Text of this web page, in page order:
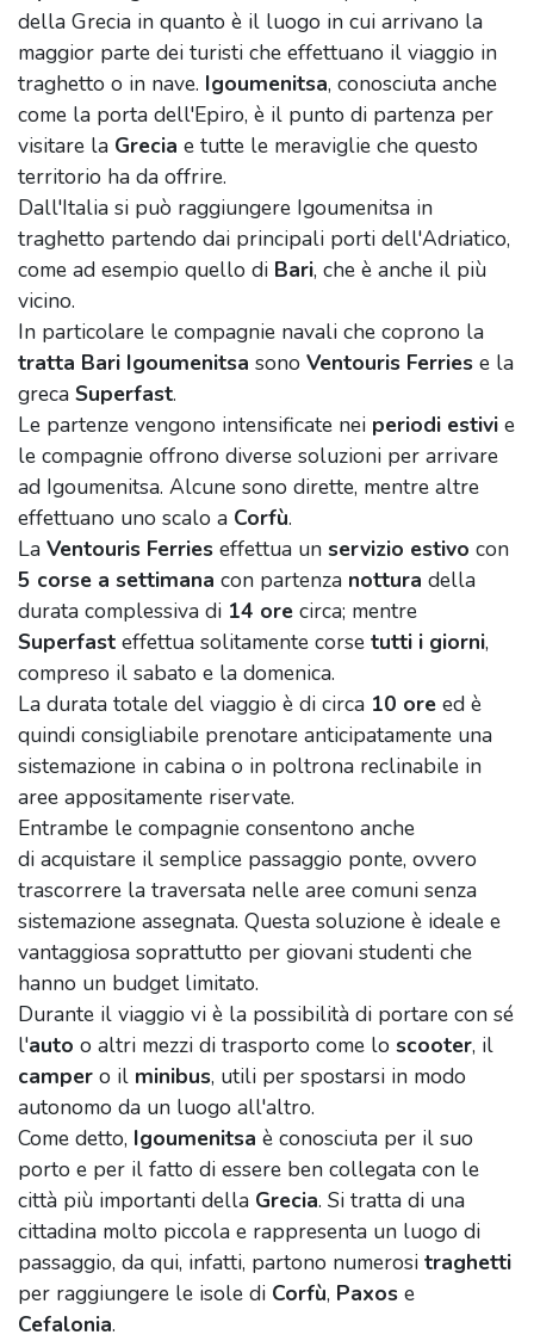
della Grecia in quanto è il luogo in cui arrivano la
maggior parte dei turisti che effettuano il viaggio in
traghetto o in nave. Igoumenitsa, conosciuta anche
come la porta dell'Epiro, è il punto di partenza per
visitare la Grecia e tutte le meraviglie che questo
territorio ha da offrire.
Dall'Italia si può raggiungere Igoumenitsa in
traghetto partendo dai principali porti dell'Adriatico,
come ad esempio quello di Bari, che è anche il più
vicino.
In particolare le compagnie navali che coprono la
tratta Bari Igoumenitsa sono Ventouris Ferries e la
greca Superfast.
Le partenze vengono intensificate nei periodi estivi e
le compagnie offrono diverse soluzioni per arrivare
ad Igoumenitsa. Alcune sono dirette, mentre altre
effettuano uno scalo a Corfù.
La Ventouris Ferries effettua un servizio estivo con
5 corse a settimana con partenza nottura della
durata complessiva di 14 ore circa; mentre
Superfast effettua solitamente corse tutti i giorni,
compreso il sabato e la domenica.
La durata totale del viaggio è di circa 10 ore ed è
quindi consigliabile prenotare anticipatamente una
sistemazione in cabina o in poltrona reclinabile in
aree appositamente riservate.
Entrambe le compagnie consentono anche
di acquistare il semplice passaggio ponte, ovvero
trascorrere la traversata nelle aree comuni senza
sistemazione assegnata. Questa soluzione è ideale e
vantaggiosa soprattutto per giovani studenti che
hanno un budget limitato.
Durante il viaggio vi è la possibilità di portare con sé
l'auto o altri mezzi di trasporto come lo scooter, il
camper o il minibus, utili per spostarsi in modo
autonomo da un luogo all'altro.
Come detto, Igoumenitsa è conosciuta per il suo
porto e per il fatto di essere ben collegata con le
città più importanti della Grecia. Si tratta di una
cittadina molto piccola e rappresenta un luogo di
passaggio, da qui, infatti, partono numerosi traghetti
per raggiungere le isole di Corfù, Paxos e
Cefalonia.